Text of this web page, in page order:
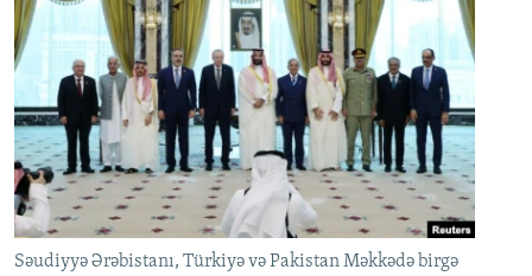
Səudiyyə Ərəbistanı, Türkiyə və Pakistan Məkkədə birgə